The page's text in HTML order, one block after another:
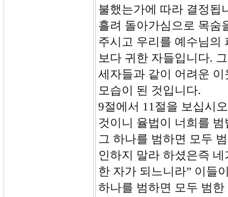
불했는가에 따라 결정됩
흘려 돌아가심으로 목숨
주시고 우리를 예수님의
보다 귀한 자들입니다.
세자들과 같이 어려운
모습이 된 것입니다.
9절에서 11절을 보십시
것이니 율법이 너희를
그 하나를 범하면 모두
인하지 말라 하셨은즉
한 자가 되느니라” 이들
하나를 범하면 모두 범